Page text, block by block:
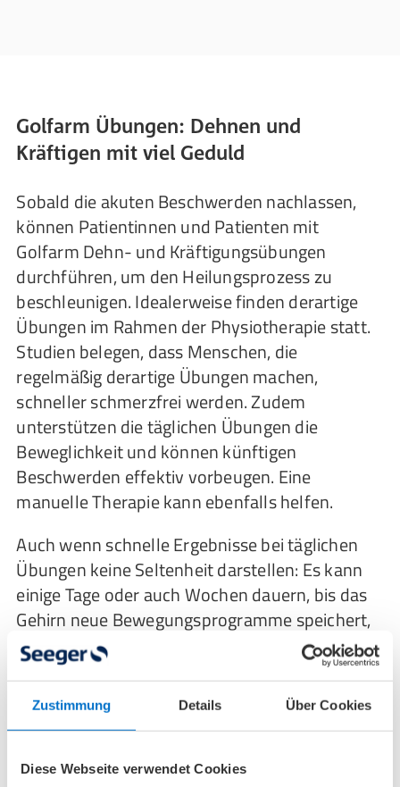
Zustimmung Details Über Cookies
Diese Webseite verwendet Cookies
Golfarm Übungen: Dehnen und
Kräftigen mit viel Geduld
Sobald die akuten Beschwerden nachlassen,
können Patientinnen und Patienten mit
Golfarm Dehn- und Kräftigungsübungen
durchführen, um den Heilungsprozess zu
beschleunigen. Idealerweise finden derartige
Übungen im Rahmen der Physiotherapie statt.
Studien belegen, dass Menschen, die
regelmäßig derartige Übungen machen,
schneller schmerzfrei werden. Zudem
unterstützen die täglichen Übungen die
Beweglichkeit und können künftigen
Beschwerden effektiv vorbeugen. Eine
manuelle Therapie kann ebenfalls helfen.
Auch wenn schnelle Ergebnisse bei täglichen
Übungen keine Seltenheit darstellen: Es kann
einige Tage oder auch Wochen dauern, bis das
Gehirn neue Bewegungsprogramme speichert,
sich der Stoffwechsel normalisiert und die
Entzündungen abklingen. Das ist insbesondere
der Fall, wenn die schädliche Zugkraft schon
länger besteht und viele kleine Verletzungen an